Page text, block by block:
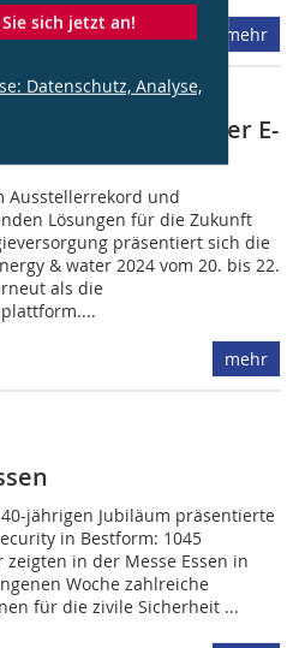
sich jetzt an!
Datenschutz, Analyse,
mehr
Zukunft auf der E-
Ausstellerrekord und
Lösungen für die Zukunft
präsentiert sich die
& water 2024 vom 20. bis 22.
als die
mehr
jährigen Jubiläum präsentierte
in Bestform: 1045
zeigten in der Messe Essen in
Woche zahlreiche
für die zivile Sicherheit ...